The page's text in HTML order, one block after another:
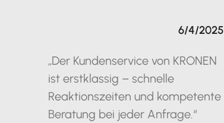
„Der Kundenservice von KRONEN
ist erstklassig – schnelle
Reaktionszeiten und kompetente
Beratung bei jeder Anfrage.“
6/4/2025